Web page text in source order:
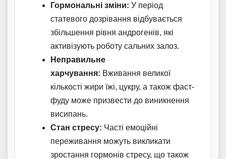
Гормональні зміни: У період
статевого дозрівання відбувається
збільшення рівня андрогенів, які
активізують роботу сальних залоз.
Неправильне
харчування: Вживання великої
кількості жири їжі, цукру, а також фаст-
фуду може призвести до виникнення
висипань.
Стан стресу: Часті емоційні
переживання можуть викликати
зростання гормонів стресу, що також